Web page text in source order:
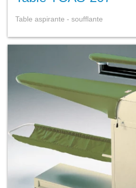
Table aspirante - soufflante